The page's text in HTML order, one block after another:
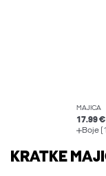
MAJICA
17.99 €
Boje
KRATKE